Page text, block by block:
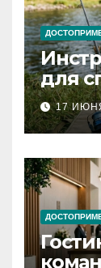
для
типы
17